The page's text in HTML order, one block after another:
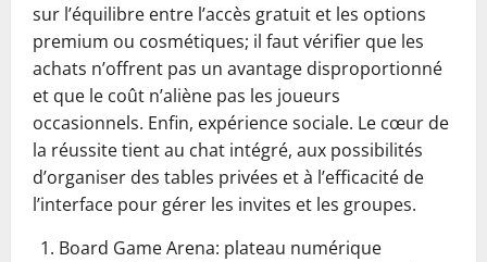
sur l’équilibre entre l’accès gratuit et les options
premium ou cosmétiques; il faut vérifier que les
achats n’offrent pas un avantage disproportionné
et que le coût n’aliène pas les joueurs
occasionnels. Enfin, expérience sociale. Le cœur de
la réussite tient au chat intégré, aux possibilités
d’organiser des tables privées et à l’efficacité de
l’interface pour gérer les invites et les groupes.
Board Game Arena: plateau numérique